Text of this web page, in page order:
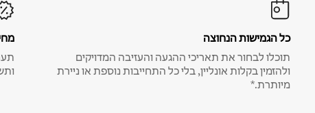
כל הגמישות הנחוצה
תוכלו לבחור את תאריכי ההגעה והעזיבה המדויקים
ולהזמין בקלות אונליין, בלי כל התחייבות נוספת או ניירת
מיותרת.*